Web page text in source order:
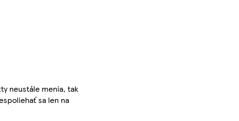
neustále menia, tak
sa len na